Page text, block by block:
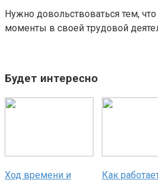
Нужно довольствоваться тем,
моменты в своей трудовой
Будет интересно
Ход времени и
Как